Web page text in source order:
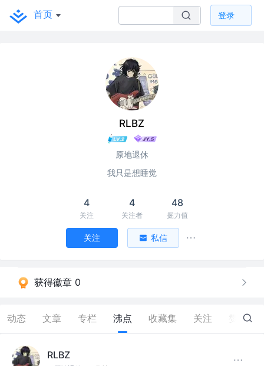
首页 登录
RLBZ
原地退休
我只是想睡觉
4
关注
4
关注者
48
掘力值
关注 私信
获得徽章 0
动态 文章 专栏 沸点 收藏集 关注 31
RLBZ